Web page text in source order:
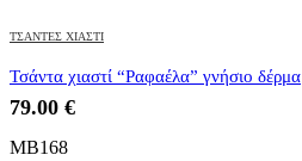
ΤΣΑΝΤΕΣ ΧΙΑΣΤΙ
Τσάντα χιαστί “Ραφαέλα” γνήσιο δέρμα
79.00 €
MB168